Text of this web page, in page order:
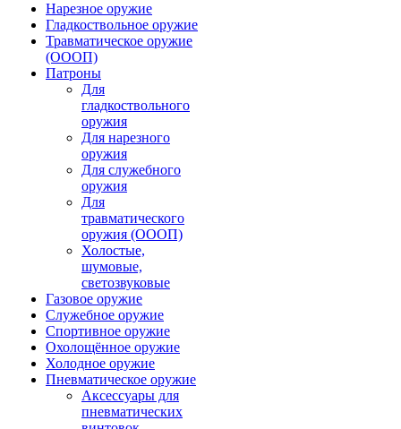
Нарезное оружие
Гладкоствольное оружие
Травматическое оружие
(ОООП)
Патроны
Для
гладкоствольного
оружия
Для нарезного
оружия
Для служебного
оружия
Для
травматического
оружия (ОООП)
Холостые,
шумовые,
светозвуковые
Газовое оружие
Служебное оружие
Спортивное оружие
Охолощённое оружие
Холодное оружие
Пневматическое оружие
Аксессуары для
пневматических